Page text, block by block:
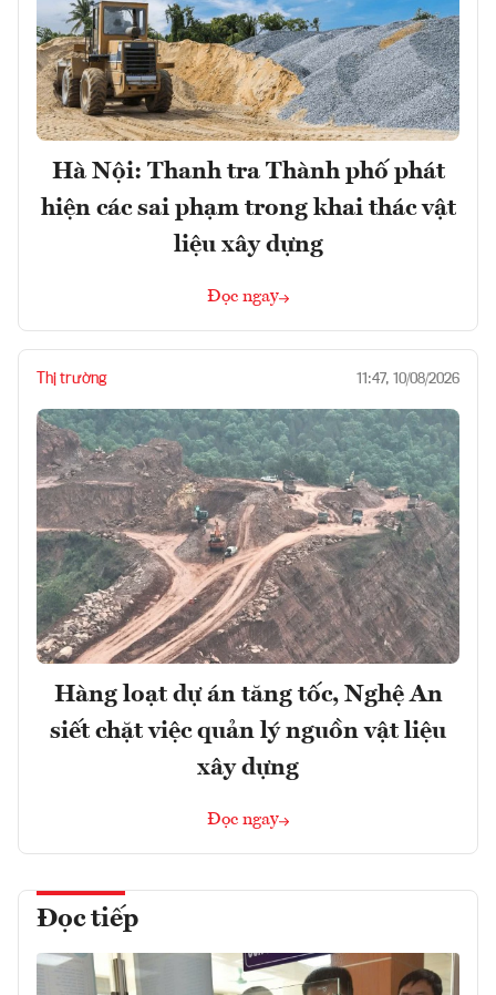
Hà Nội: Thanh tra Thành phố phát
hiện các sai phạm trong khai thác vật
liệu xây dựng
Đọc ngay
Thị trường 11:47, 10/08/2026
Hàng loạt dự án tăng tốc, Nghệ An
siết chặt việc quản lý nguồn vật liệu
xây dựng
Đọc ngay
Đọc tiếp